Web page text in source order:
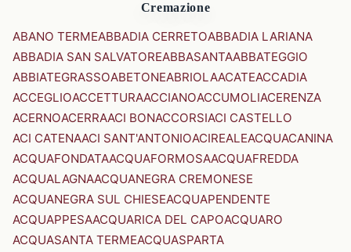
Cremazione
ABANO TERMEABBADIA CERRETOABBADIA LARIANA
ABBADIA SAN SALVATOREABBASANTAABBATEGGIO
ABBIATEGRASSOABETONEABRIOLAACATEACCADIA
ACCEGLIOACCETTURAACCIANOACCUMOLIACERENZA
ACERNOACERRAACI BONACCORSIACI CASTELLO
ACI CATENAACI SANT'ANTONIOACIREALEACQUACANINA
ACQUAFONDATAACQUAFORMOSAACQUAFREDDA
ACQUALAGNAACQUANEGRA CREMONESE
ACQUANEGRA SUL CHIESEACQUAPENDENTE
ACQUAPPESAACQUARICA DEL CAPOACQUARO
ACQUASANTA TERMEACQUASPARTA